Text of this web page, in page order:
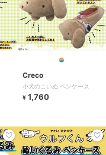
Creco
小犬のこいぬ ペンケース
¥ 1,760